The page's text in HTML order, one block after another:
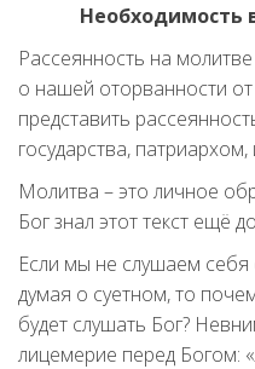
Необходимость
Рассеянность на
о нашей оторванности
представить
государства,
Молитва – это личное
Бог знал этот текст ещё
Если мы не слушаем
думая о суетном, то
будет слушать Бог?
лицемерие перед Богом: